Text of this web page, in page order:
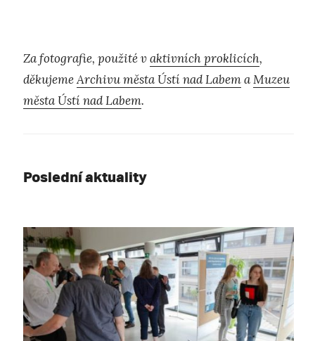
Za fotografie, použité vaktivních proklicích,
děkujemeArchivu města Ústí nad LabemaMuzeu
města Ústí nad Labem.
Poslední aktuality